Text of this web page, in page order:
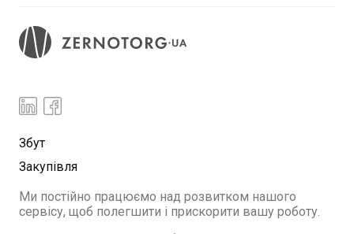
Збут
Закупівля
Ми постійно працюємо над розвитком нашого
сервісу, щоб полегшити і прискорити вашу роботу.